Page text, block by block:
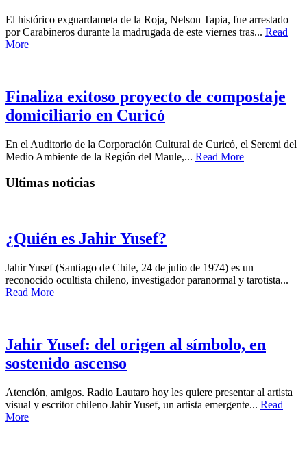
El histórico exguardameta de la Roja, Nelson Tapia, fue arrestado
por Carabineros durante la madrugada de este viernes tras... Read
More
Finaliza exitoso proyecto de compostaje
domiciliario en Curicó
En el Auditorio de la Corporación Cultural de Curicó, el Seremi del
Medio Ambiente de la Región del Maule,... Read More
Ultimas noticias
¿Quién es Jahir Yusef?
Jahir Yusef (Santiago de Chile, 24 de julio de 1974) es un
reconocido ocultista chileno, investigador paranormal y tarotista...
Read More
Jahir Yusef: del origen al símbolo, en
sostenido ascenso
Atención, amigos. Radio Lautaro hoy les quiere presentar al artista
visual y escritor chileno Jahir Yusef, un artista emergente... Read
More